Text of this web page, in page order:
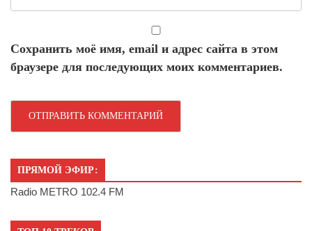
Сохранить моё имя, email и адрес сайта в этом
браузере для последующих моих комментариев.
ПРЯМОЙ ЭФИР:
Radio METRO 102.4 FM